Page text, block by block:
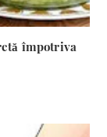
împotriva